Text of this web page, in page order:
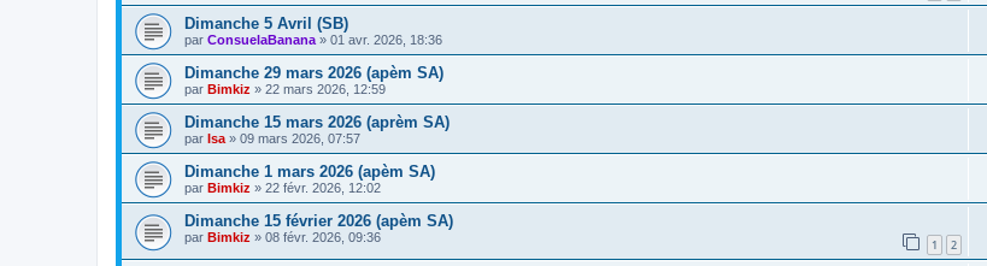
Dimanche 5 Avril (SB)
par ConsuelaBanana » 01 avr. 2026, 18:36
Dimanche 29 mars 2026 (apèm SA)
par Bimkiz » 22 mars 2026, 12:59
Dimanche 15 mars 2026 (aprèm SA)
par Isa » 09 mars 2026, 07:57
Dimanche 1 mars 2026 (apèm SA)
par Bimkiz » 22 févr. 2026, 12:02
Dimanche 15 février 2026 (apèm SA)
par Bimkiz » 08 févr. 2026, 09:36 1 2